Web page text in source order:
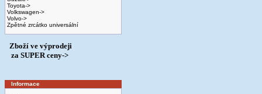
Toyota->
Volkswagen->
Volvo->
Zpětné zrcátko universální
Zboží ve výprodeji
­ za SUPER ceny->
Informace